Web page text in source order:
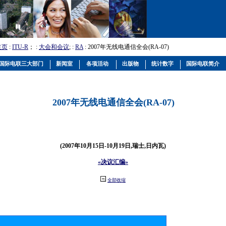
页 : ITU-R ； : 大会和会议; : RA: 2007年无线电通信全会(RA-07)
2007年无线电通信全会(RA-07)
(2007年10月15日-10月19日,瑞士,日内瓦)
«决议汇编»
全部收缩
际电联三大部门 新闻室 各项活动 出版物 统计数字 国际电联简介